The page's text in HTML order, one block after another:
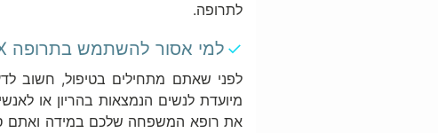
לתרופה.
למי אסור להשתמש בתרופה VERMOX לטיפול בתולעי מעיים?
לפני שאתם מתחילים בטיפול, חשוב
את רופא המשפחה שלכם במידה ואתם